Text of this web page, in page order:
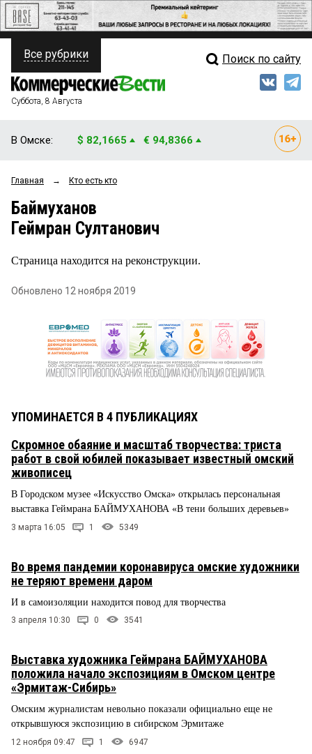
ПОЛИТИКА
ФИНАНСЫ
ОБЩЕСТВО
ЗАКОН
Свежий выпуск
Все рубрики Поиск по сайту
Суббота, 8 Августа
В Омске: $ 82,1665 € 94,8366
Главная → Кто есть кто
Баймуханов
Геймран Султанович
Страница находится на реконструкции.
Обновлено 12 ноября 2019
УПОМИНАЕТСЯ В 4 ПУБЛИКАЦИЯХ
Скромное обаяние и масштаб творчества: триста
работ в свой юбилей показывает известный омский
живописец
В Городском музее «Искусство Омска» открылась персональная
выставка Геймрана БАЙМУХАНОВА «В тени больших деревьев»
3 марта 16:05 1 5349
Во время пандемии коронавируса омские художники
не теряют времени даром
И в самоизоляции находится повод для творчества
3 апреля 10:30 0 3541
Выставка художника Геймрана БАЙМУХАНОВА
положила начало экспозициям в Омском центре
«Эрмитаж-Сибирь»
Омским журналистам невольно показали официально еще не
открывшуюся экспозицию в сибирском Эрмитаже
12 ноября 09:47 1 6947